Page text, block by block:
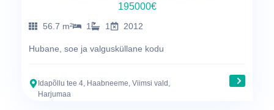
195000€
56.7 m² 1 1 2012
Hubane, soe ja valgusküllane kodu
Idapõllu tee 4, Haabneeme, Viimsi vald,
Harjumaa